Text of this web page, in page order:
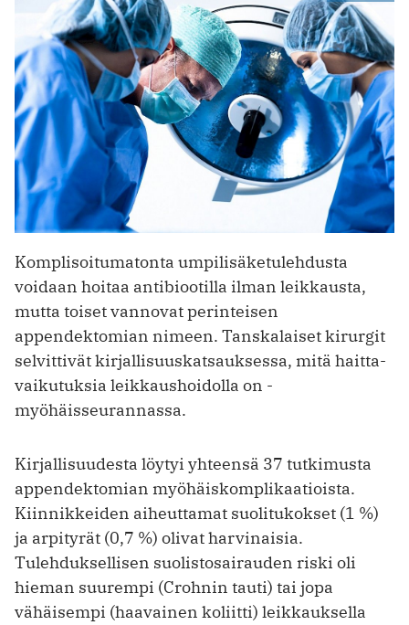
Komplisoitumatonta umpilisäketulehdusta
voidaan hoitaa antibiootilla ilman leikkausta,
mutta toiset vannovat perinteisen
appendektomian nimeen. Tanskalaiset kirurgit
selvittivät kirjallisuuskatsauksessa, mitä haitta­
vaikutuksia leikkaushoidolla on ­
myöhäisseurannassa.
Kirjallisuudesta löytyi yhteensä 37 tutkimusta
appendektomian myöhäiskomplikaatioista.
Kiinnikkeiden aiheuttamat suolitukokset (1 %)
ja arpityrät (0,7 %) olivat harvinaisia.
Tulehduksellisen suolistosairauden riski oli
hieman suurempi (Crohnin tauti) tai jopa
vähäisempi (haavainen koliitti) leikkauksella